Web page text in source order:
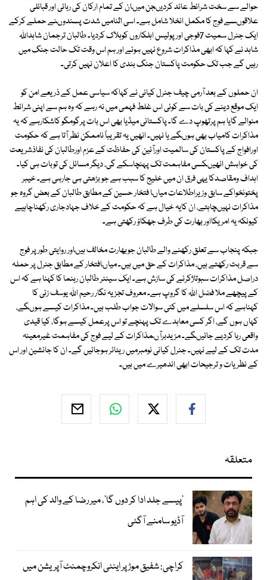
حوالے سے سخت شرائط عائد کردیںجن میںان کے تمام ارکان کی رہائی اور قبائلی
علاقوںسے فوج کا مکمل انخلا شامل ہے۔ اسی اثنامیں شدت پسندوںنے حملے کرکے
ایک جنرل سمیت 7فوجی اور پولیس اہلکاروں کوہلاک کردیا۔ طالبان ترجمان شاہداللہ
شاہد نے کہا کہ ابھی مذاکرات شروع نہیں ہوئے اور ہم اس وقت تک حالت جنگ میں
رہیں گے جب تک حکومت پاکستان جنگ بندی کا اعلان نہیں کرتی۔
ان حملوں کے بعد آرمی چیف جنرل کیانی نے کہاکہ سیاسی عمل کے ذریعے امن کو
ایک موقع دینے کی بات سے کوئی اس غلط فہمی میں نہ رہے کہ وہ ہم سے اپنی شرائط
منوالے گایا ہم پرتھوپ دے گا۔ پاکستانی میڈیا بھی اس بات پرگومگو کاشکارہے کہ یہ
مذاکرات کامیاب بھی ہوںگے یا نہیں۔ انھیں یہ تقریباً ناممکن نظر آتا ہے کہ حکومت
اورافواج کے پاکستان کی سالمیت اورآئین کی حفاظت کے عزم اورطالبان کی نفاذشریعت
کی خواہش انھیںکسی مفاہمت تک پہنچاسکے گی، دیگر مسائل کی توبات ہی کیا۔
اہداف ومقاصدکا یہی فرق ان میں خلیج کا سبب ہے جو بڑھتی ہی جارہی ہے۔ خیبر
پختونخواکے سابق وزیراطلاعات میاںا فتخار حسین کے مطابق طالبان کے بعض گروہ جو
مذاکرات نہیںچاہتے، ان کایہ خیال ہے کہ حکومت کے خلاف جہادجاری رکھناچاہیے
کیونکہ یہ امریکااور بھارت کی طرف جھکاؤ رکھتی ہے۔
جبکہ پنجاب سے تعلق رکھنے والے طالبان جوبھارت مخالف ہیںاور روایتی طورپر فوج
سے قربت رکھتے ہیں، مذاکرات کے حق میں ہیں۔ میاںافتخار کے مطابق جنرل پر حملہ
دراصل مذاکرات سبوتاژکرنے کی سازش ہے۔ ایک سینئر طالبان رہنما کا کہنا ہے کہ اس
کے پیچھے ملا فضل اللہ کا گروپ ہے۔ معروف تجزیہ نگار رحیم اللہ یوسف زئی کا
کہناہے کہ اس سلسلے میں کئی سوالات جواب طلب ہیں۔ مذاکرات کیسے ہوںگے،
کہاں ہوں گے، اگر کسی معاہدے تک پہنچے تو اس پرعمل کیسے ہوگا، کیا قیدی
واقعی رہا کردیے جائیںگے۔ مزیدبرآںمذاکرات کے لیے فوج کی مفاہمت غیرمعینہ
مدت تک کے لیے نہیں۔ جنرل کیانی نومبرمیں ریٹائر ہوجائیں گے۔ ان کا جانشین اور اس
کے نظریات و ترجیحات ابھی اندھیرے میں ہیں۔
متعلقہ
’پیسے جلد ادا کر دوں گا‘، میر رضا کے والد کی اہم
آڈیو سامنے آگئی
کراچی: شفیق موڑ پر اینٹی انکروچمنٹ آپریشن میں